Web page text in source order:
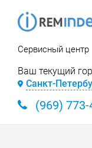
Сервисный центр
Ваш текущий
Санкт-
(969) 773-